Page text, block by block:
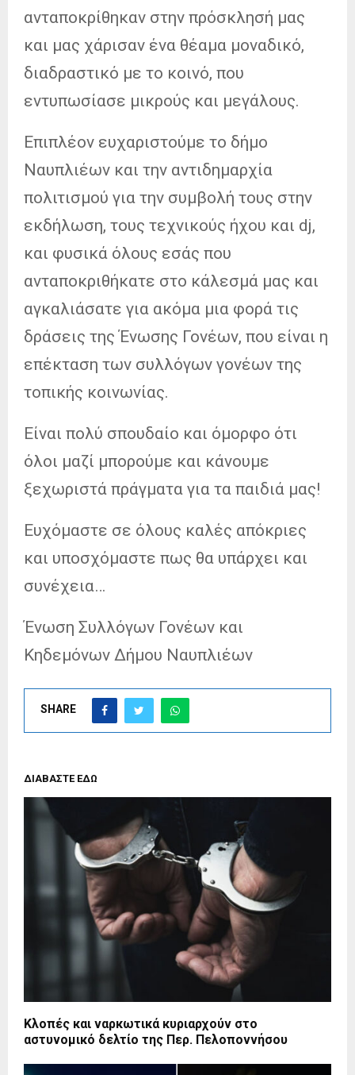
ανταποκρίθηκαν στην πρόσκλησή μας
και μας χάρισαν ένα θέαμα μοναδικό,
διαδραστικό με το κοινό, που
εντυπωσίασε μικρούς και μεγάλους.
Επιπλέον ευχαριστούμε το δήμο
Ναυπλιέων και την αντιδημαρχία
πολιτισμού για την συμβολή τους στην
εκδήλωση, τους τεχνικούς ήχου και dj,
και φυσικά όλους εσάς που
ανταποκριθήκατε στο κάλεσμά μας και
αγκαλιάσατε για ακόμα μια φορά τις
δράσεις της Ένωσης Γονέων, που είναι η
επέκταση των συλλόγων γονέων της
τοπικής κοινωνίας.
Είναι πολύ σπουδαίο και όμορφο ότι
όλοι μαζί μπορούμε και κάνουμε
ξεχωριστά πράγματα για τα παιδιά μας!
Ευχόμαστε σε όλους καλές απόκριες
και υποσχόμαστε πως θα υπάρχει και
συνέχεια…
Ένωση Συλλόγων Γονέων και
Κηδεμόνων Δήμου Ναυπλιέων
SHARE
ΔΙΑΒΑΣΤΕ ΕΔΩ
Κλοπές και ναρκωτικά κυριαρχούν στο
αστυνομικό δελτίο της Περ. Πελοποννήσου